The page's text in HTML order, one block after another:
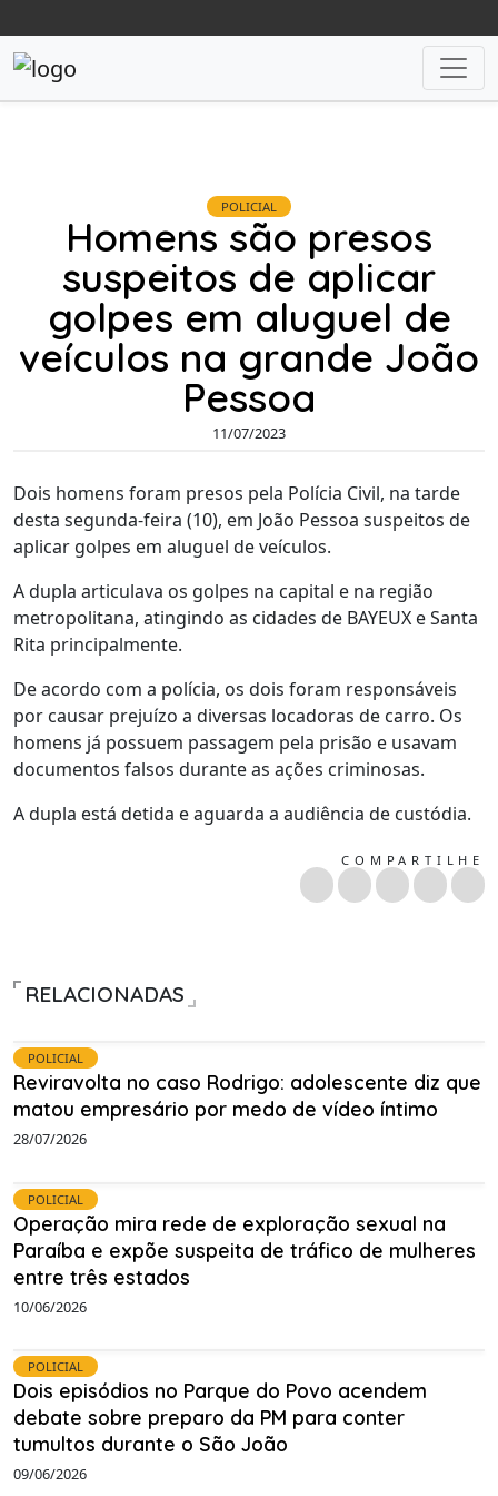
POLICIAL
Homens são presos
suspeitos de aplicar
golpes em aluguel de
veículos na grande João
Pessoa
11/07/2023
Dois homens foram presos pela Polícia Civil, na tarde
desta segunda-feira (10), em João Pessoa suspeitos de
aplicar golpes em aluguel de veículos.
A dupla articulava os golpes na capital e na região
metropolitana, atingindo as cidades de BAYEUX e Santa
Rita principalmente.
De acordo com a polícia, os dois foram responsáveis
por causar prejuízo a diversas locadoras de carro. Os
homens já possuem passagem pela prisão e usavam
documentos falsos durante as ações criminosas.
A dupla está detida e aguarda a audiência de custódia.
COMPARTILHE
RELACIONADAS
POLICIAL
Reviravolta no caso Rodrigo: adolescente diz que
matou empresário por medo de vídeo íntimo
28/07/2026
POLICIAL
Operação mira rede de exploração sexual na
Paraíba e expõe suspeita de tráfico de mulheres
entre três estados
10/06/2026
POLICIAL
Dois episódios no Parque do Povo acendem
debate sobre preparo da PM para conter
tumultos durante o São João
09/06/2026